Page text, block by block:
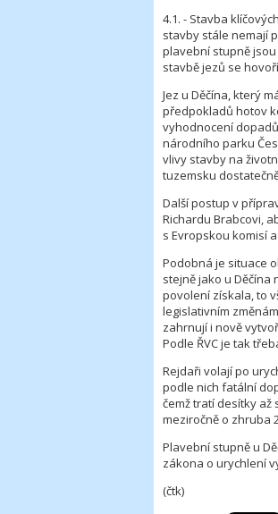
4.1. - Stavba
stavby stále nemají
plavební stupně
stavbě jezů se
Jez u Děčína, který
předpokladů hotov
vyhodnocení
národního parku
vlivy stavby na
tuzemsku
Další postup v
Richardu Brabcovi,
s Evropskou komisí
Podobná je situace
stejně jako u Děčína
povolení získala, to
legislativním
zahrnují i nově
Podle ŘVC je tak
Rejdaři volají po
podle nich fatální
čemž tratí desítky až
meziročně o zhruba
Plavební stupně u
zákona o urychlení
(čtk)